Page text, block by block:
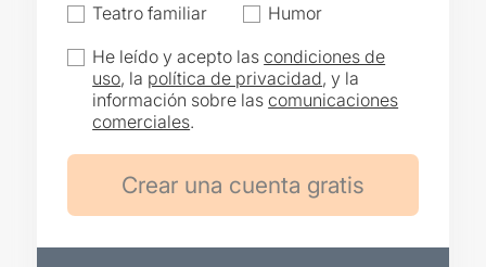
Teatro familiar
Humor
He leído y acepto lascondiciones de
uso, la política de privacidad, y la
información sobre lascomunicaciones
comerciales.